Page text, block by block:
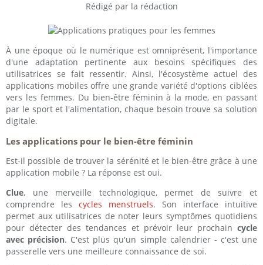
Rédigé par la rédaction
À une époque où le numérique est omniprésent, l'importance
d'une adaptation pertinente aux besoins spécifiques des
utilisatrices se fait ressentir. Ainsi, l'écosystème actuel des
applications mobiles offre une grande variété d'options ciblées
vers les femmes. Du bien-être féminin à la mode, en passant
par le sport et l'alimentation, chaque besoin trouve sa solution
digitale.
Les applications pour le bien-être féminin
Est-il possible de trouver la sérénité et le bien-être grâce à une
application mobile ? La réponse est oui.
Clue, une merveille technologique, permet de suivre et
comprendre les cycles menstruels. Son interface intuitive
permet aux utilisatrices de noter leurs symptômes quotidiens
pour détecter des tendances et prévoir leur prochain cycle
avec précision. C'est plus qu'un simple calendrier - c'est une
passerelle vers une meilleure connaissance de soi.